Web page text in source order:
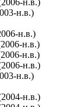
н.в.)
н.в.)
н.в.)
н.в.)
н.в.)
н.в.)
н.в.)